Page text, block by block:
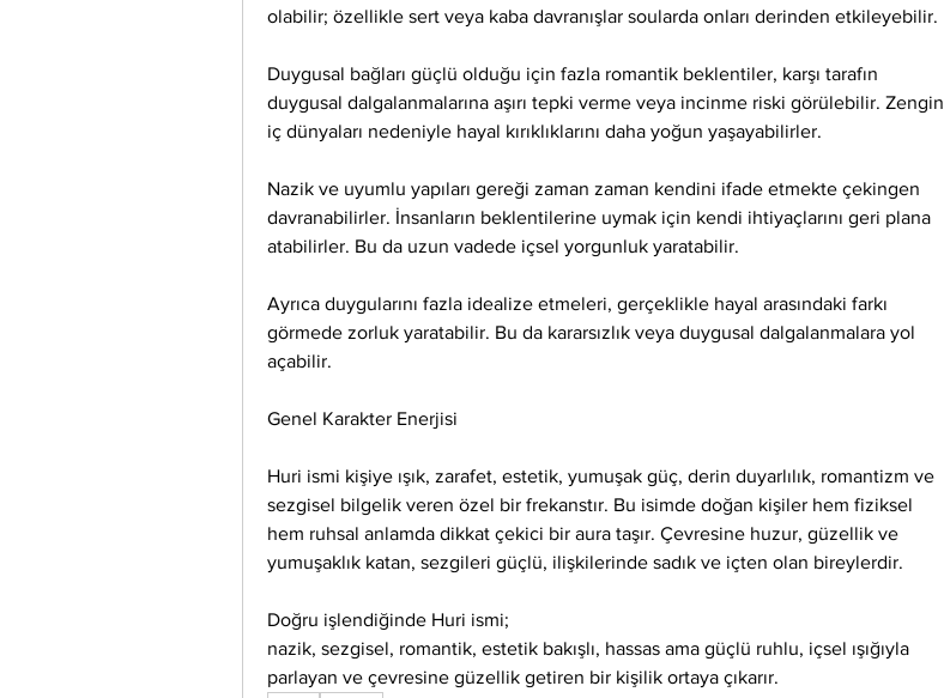
olabilir; özellikle sert veya kaba davranışlar soularda onları derinden etkileyebilir.
Duygusal bağları güçlü olduğu için fazla romantik beklentiler, karşı tarafın
duygusal dalgalanmalarına aşırı tepki verme veya incinme riski görülebilir. Zengin
iç dünyaları nedeniyle hayal kırıklıklarını daha yoğun yaşayabilirler.
Nazik ve uyumlu yapıları gereği zaman zaman kendini ifade etmekte çekingen
davranabilirler. İnsanların beklentilerine uymak için kendi ihtiyaçlarını geri plana
atabilirler. Bu da uzun vadede içsel yorgunluk yaratabilir.
Ayrıca duygularını fazla idealize etmeleri, gerçeklikle hayal arasındaki farkı
görmede zorluk yaratabilir. Bu da kararsızlık veya duygusal dalgalanmalara yol
açabilir.
Genel Karakter Enerjisi
Huri ismi kişiye ışık, zarafet, estetik, yumuşak güç, derin duyarlılık, romantizm ve
sezgisel bilgelik veren özel bir frekanstır. Bu isimde doğan kişiler hem fiziksel
hem ruhsal anlamda dikkat çekici bir aura taşır. Çevresine huzur, güzellik ve
yumuşaklık katan, sezgileri güçlü, ilişkilerinde sadık ve içten olan bireylerdir.
Doğru işlendiğinde Huri ismi;
nazik, sezgisel, romantik, estetik bakışlı, hassas ama güçlü ruhlu, içsel ışığıyla
parlayan ve çevresine güzellik getiren bir kişilik ortaya çıkarır.